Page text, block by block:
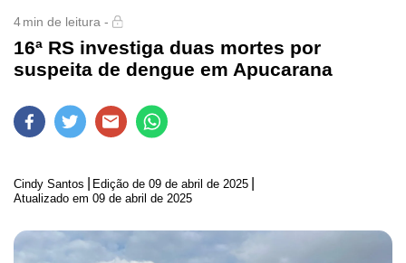
4min de leitura -
16ª RS investiga duas mortes por
suspeita de dengue em Apucarana
Cindy Santos Edição de 09 de abril de 2025
Atualizado em 09 de abril de 2025